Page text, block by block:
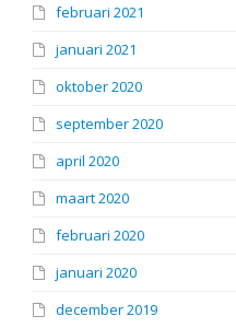
februari 2021
januari 2021
oktober 2020
september 2020
april 2020
maart 2020
februari 2020
januari 2020
december 2019